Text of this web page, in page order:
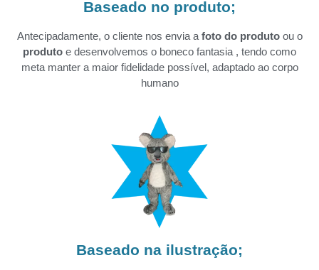
Baseado no produto;
Antecipadamente, o cliente nos envia a foto do produtoou o
produto e desenvolvemos o boneco fantasia , tendo como
meta manter a maior fidelidade possível, adaptado ao corpo
humano
Baseado na ilustração;